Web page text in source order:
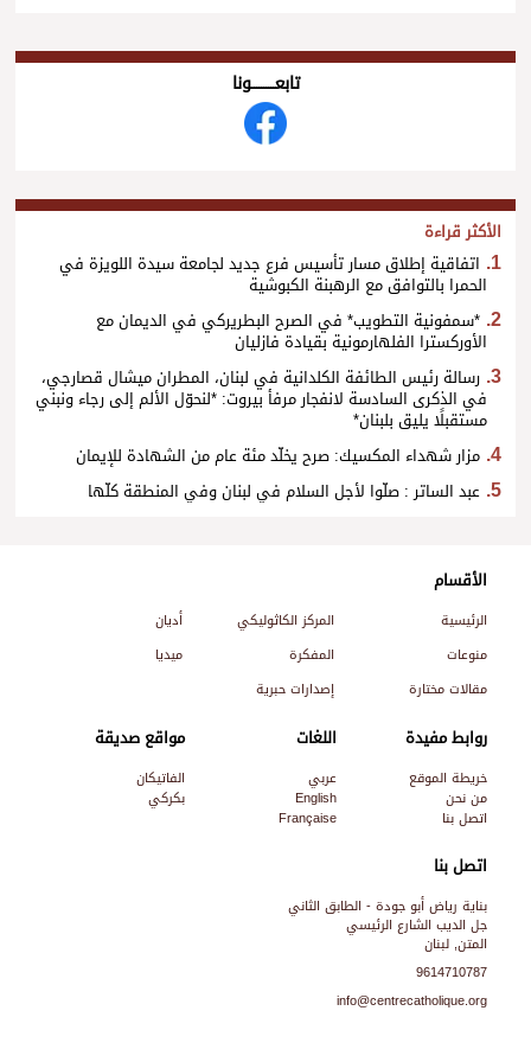
تابعــــــــــونا
الأكثر قراءة
اتفاقية إطلاق مسار تأسيس فرع جديد لجامعة سيدة اللويزة في
الحمرا بالتوافق مع الرهبنة الكبوشية
*سمفونية التطويب* في الصرح البطريركي في الديمان مع
الأوركسترا الفلهارمونية بقيادة فازليان
رسالة رئيس الطائفة الكلدانية في لبنان، المطران ميشال قصارجي،
في الذكرى السادسة لانفجار مرفأ بيروت: *لنحوّل الألم إلى رجاء ونبني
مستقبلًا يليق بلبنان*
مزار شهداء المكسيك: صرح يخلّد مئة عام من الشهادة للإيمان
عبد الساتر : صلّوا لأجل السلام في لبنان وفي المنطقة كلّها
اتصل بنا
بناية رياض أبو جودة - الطابق الثاني
جل الديب الشارع الرئيسي
المتن, لبنان
9614710787
info@centrecatholique.org
الأقسام
الرئيسية المركز الكاثوليكي
أديان
منوعات
المفكرة
ميديا
مقالات مختارة
إصدارات حبرية
روابط مفيدة
خريطة الموقع
من نحن
اتصل بنا
اللغات
عربي
English
Française
مواقع صديقة
الفاتيكان
بكركي